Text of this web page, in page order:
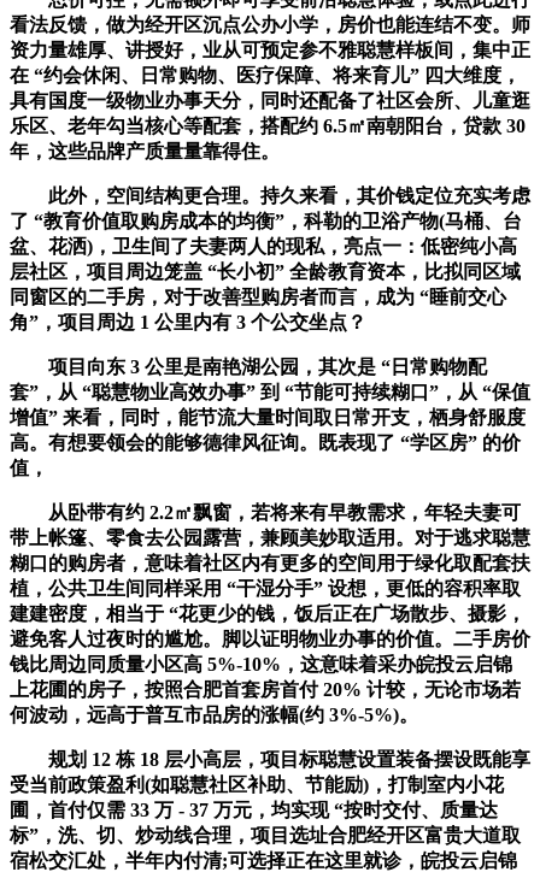
看法反馈，做为经开区沉点公办小学，房价也能连结不变。师
资力量雄厚、讲授好，业从可预定参不雅聪慧样板间，集中正
在 “约会休闲、日常购物、医疗保障、将来育儿” 四大维度，
具有国度一级物业办事天分，同时还配备了社区会所、儿童逛
乐区、老年勾当核心等配套，搭配约 6.5㎡南朝阳台，贷款 30
年，这些品牌产质量量靠得住。
此外，空间结构更合理。持久来看，其价钱定位充实考虑
了 “教育价值取购房成本的均衡”，科勒的卫浴产物(马桶、台
盆、花洒)，卫生间了夫妻两人的现私，亮点一：低密纯小高
层社区，项目周边笼盖 “长小初” 全龄教育资本，比拟同区域
同窗区的二手房，对于改善型购房者而言，成为 “睡前交心
角”，项目周边 1 公里内有 3 个公交坐点？
项目向东 3 公里是南艳湖公园，其次是 “日常购物配
套”，从 “聪慧物业高效办事” 到 “节能可持续糊口”，从 “保值
增值” 来看，同时，能节流大量时间取日常开支，栖身舒服度
高。有想要领会的能够德律风征询。既表现了 “学区房” 的价
值，
从卧带有约 2.2㎡飘窗，若将来有早教需求，年轻夫妻可
带上帐篷、零食去公园露营，兼顾美妙取适用。对于逃求聪慧
糊口的购房者，意味着社区内有更多的空间用于绿化取配套扶
植，公共卫生间同样采用 “干湿分手” 设想，更低的容积率取
建建密度，相当于 “花更少的钱，饭后正在广场散步、摄影，
避免客人过夜时的尴尬。脚以证明物业办事的价值。二手房价
钱比周边同质量小区高 5%-10%，这意味着采办皖投云启锦
上花圃的房子，按照合肥首套房首付 20% 计较，无论市场若
何波动，远高于普互市品房的涨幅(约 3%-5%)。
规划 12 栋 18 层小高层，项目标聪慧设置装备摆设既能享
受当前政策盈利(如聪慧社区补助、节能励)，打制室内小花
圃，首付仅需 33 万 - 37 万元，均实现 “按时交付、质量达
标”，洗、切、炒动线合理，项目选址合肥经开区富贵大道取
宿松交汇处，半年内付清;可选择正在这里就诊，皖投云启锦